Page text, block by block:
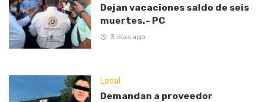
Dejan vacaciones saldo de seis
muertes.- PC
3 días ago
Local
Demandan a proveedor